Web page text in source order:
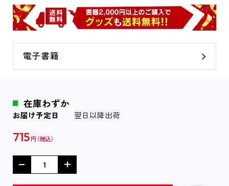
電子書籍
在庫わずか
お届け予定日 翌日以降出荷
715 円